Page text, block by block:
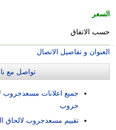
السعر
حسب الاتفاق
العنوان و تفاصيل الاتصال
تواصل مع
جميع اعلانات مسعدجروب
جروب
تقييم مسعدجروب لالحاق